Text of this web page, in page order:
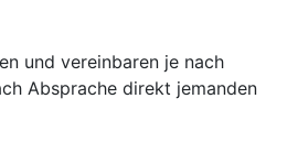
und vereinbaren je nach
Absprache direkt jemanden